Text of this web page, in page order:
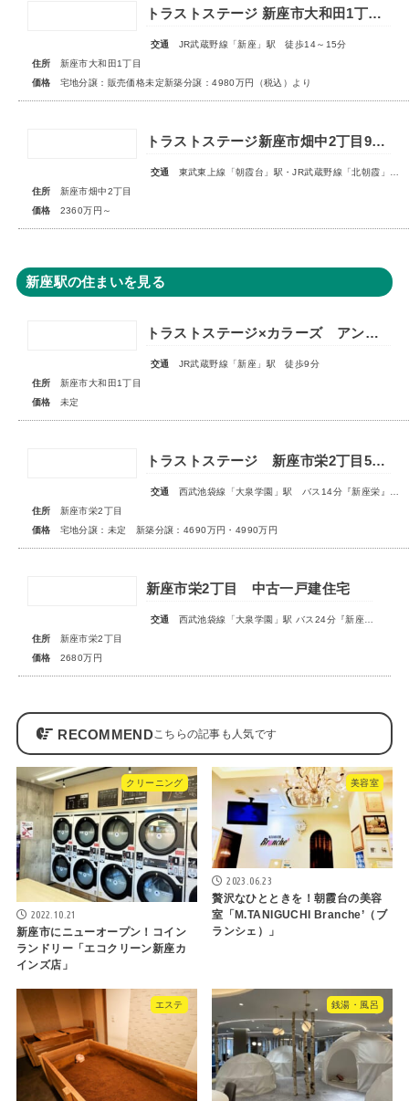
トラストステージ 新座市大和田1丁目19期 全24区画◆第3期分譲 新築分譲住宅 販売開始◆◆第4期分譲 2次販売 宅地分譲 販売予告◆
交通
JR武蔵野線「新座」駅 徒歩14～15分
住所
新座市大和田1丁目
価格
宅地分譲：販売価格未定新築分譲：4980万円（税込）より
トラストステージ新座市畑中2丁目9期 全15区画第一期分譲◆今回販売5区画◆
交通
東武東上線「朝霞台」駅・JR武蔵野線「北朝霞」駅バス19分『東福寺前』停歩3～4分
住所
新座市畑中2丁目
価格
2360万円～
新座駅の住まいを見る
トラストステージ×カラーズ アンドプラス新座市大和田1丁目21期 全3棟 ◆販売予告◆
交通
JR武蔵野線「新座」駅 徒歩9分
住所
新座市大和田1丁目
価格
未定
トラストステージ 新座市栄2丁目5期 全9区画 宅地分譲：◇販売予告◇新築分譲：◆販売開始◆
交通
西武池袋線「大泉学園」駅 バス14分『新座栄』停歩5～6分
住所
新座市栄2丁目
価格
宅地分譲：未定 新築分譲：4690万円・4990万円
新座市栄2丁目 中古一戸建住宅
交通
西武池袋線「大泉学園」駅 バス24分『新座栄』停歩3分
住所
新座市栄2丁目
価格
2680万円
RECOMMEND
クリーニング
2022.10.21
新座市にニューオープン！コイン
ランドリー「エコクリーン新座カ
インズ店」
美容室
2023.06.23
贅沢なひとときを！朝霞台の美容
室「M.TANIGUCHI Branche’（ブ
ランシェ）」
エステ 銭湯・風呂